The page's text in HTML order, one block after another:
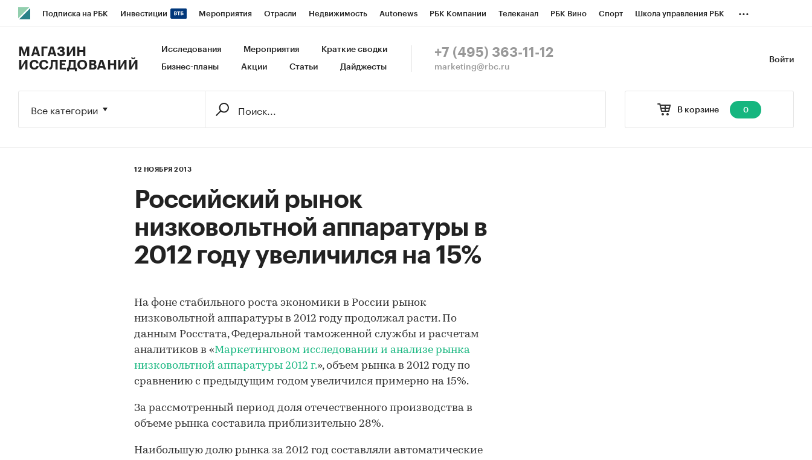
Подписка на РБК Инвестиции Мероприятия Отрасли Недвижимость Autonews РБК Компании Телеканал РБК Вино Спорт Школа управления РБК
Исследования Кредитные рейтинги Франшизы Газета Спецпроекты СПб Конференции СПб Спецпроекты
...
Войти
МАГАЗИН
ИССЛЕДОВАНИЙ
Исследования Мероприятия Краткие сводки
Бизнес-планы Акции Статьи Дайджесты
+7 (495) 363-11-12
marketing@rbc.ru
В корзине 0
Все категории
12 НОЯБРЯ 2013
Российский рынок
низковольтной аппаратуры в
2012 году увеличился на 15%
На фоне стабильного роста экономики в России рынок
низковольтной аппаратуры в 2012 году продолжал расти. По
данным Росстата, Федеральной таможенной службы и расчетам
аналитиков в «Маркетинговом исследовании и анализе рынка
низковольтной аппаратуры 2012 г.», объем рынка в 2012 году по
сравнению с предыдущим годом увеличился примерно на 15%.
За рассмотренный период доля отечественного производства в
объеме рынка составила приблизительно 28%.
Наибольшую долю рынка за 2012 год составляли автоматические